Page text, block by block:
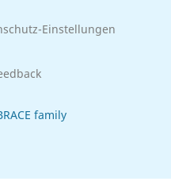
Einstellungen
family